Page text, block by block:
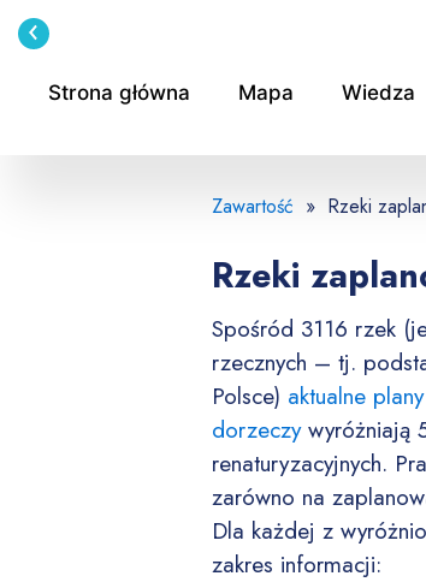
Przejdź
do
Strona główna Mapa Wiedza
Zawartość » Rzeki
Rzeki
Spośród 3116 rzek
rzecznych – tj.
Polsce) aktualne
dorzeczywyróżniają
renaturyzacyjnych.
zarówno na
Dla każdej z
zakres informacji: